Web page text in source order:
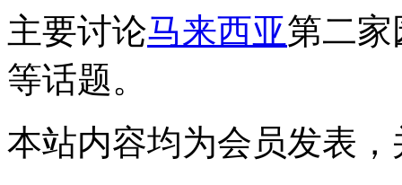
主要讨论马来西亚第二
等话题。
本站内容均为会员发表